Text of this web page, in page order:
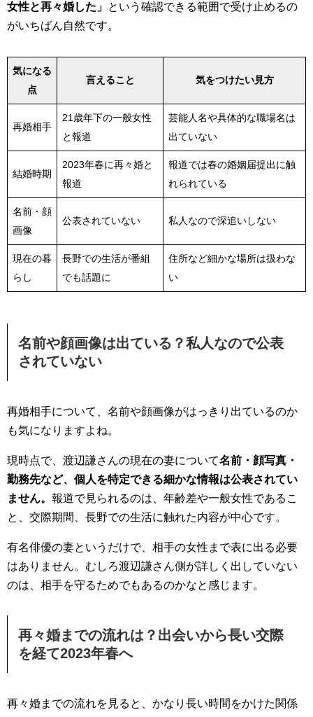
女性と再々婚した」 という確認できる範囲で受け止めるの
がいちばん自然です。
気になる
点
言えること 気をつけたい見方
再婚相手
21歳年下の一般女性
と報道
芸能人名や具体的な職場名は
出ていない
結婚時期
2023年春に再々婚と
報道
報道では春の婚姻届提出に触
れられている
名前・顔
画像
公表されていない 私人なので深追いしない
現在の暮
らし
長野での生活が番組
でも話題に
住所など細かな場所は扱わな
い
名前や顔画像は出ている？私人なので公表
されていない
再婚相手について、名前や顔画像がはっきり出ているのか
も気になりますよね。
現時点で、渡辺謙さんの現在の妻について名前・顔写真・
勤務先など、個人を特定できる細かな情報は公表されてい
ません。 報道で見られるのは、年齢差や一般女性であるこ
と、交際期間、長野での生活に触れた内容が中心です。
有名俳優の妻というだけで、相手の女性まで表に出る必要
はありません。むしろ渡辺謙さん側が詳しく出していない
のは、相手を守るためでもあるのかなと感じます。
再々婚までの流れは？出会いから長い交際
を経て2023年春へ
再々婚までの流れを見ると、かなり長い時間をかけた関係